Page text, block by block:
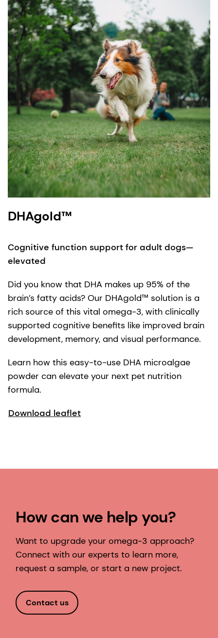
DHAgold™
Cognitive function support for adult dogs—
elevated
Did you know that DHA makes up 95% of the
brain’s fatty acids? Our DHAgold™ solution is a
rich source of this vital omega-3, with clinically
supported cognitive benefits like improved brain
development, memory, and visual performance.
Learn how this easy-to-use DHA microalgae
powder can elevate your next pet nutrition
formula.
Download leaflet
How can we help you?
Want to upgrade your omega-3 approach?
Connect with our experts to learn more,
request a sample, or start a new project.
Contact us